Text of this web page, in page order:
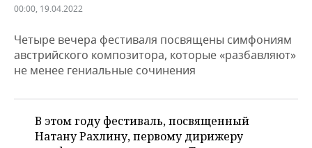
ДЕКЛАРАЦИИ О ДОХОДАХ
КОРОЛИ ГОСЗАКАЗА ПФО
ВУЗЫ ТАТАРСТАНА
КОМУ ПРИНАДЛЕЖАТ
ТОРГОВЫЕ ЦЕНТРЫ
НОВОСТИ ЭКОНОМИКИ
ФИНАНСЫ
БАНКИ
БЮДЖЕТ
ПРОМЫШЛЕННОСТЬ
НОВОСТИ
ПРОМЫШЛЕННОСТИ
МАШИНОСТРОЕНИЕ
НЕДВИЖИМОСТЬ
НОВОСТИ НЕДВИЖИМОСТИ
АВТО
НОВОСТИ АВТО
БИЗНЕС
00:00, 19.04.2022
Четыре вечера фестиваля посвящены симфониям
австрийского композитора, которые «разбавляют»
не менее гениальные сочинения
В этом году фестиваль, посвященный
Натану Рахлину, первому дирижеру